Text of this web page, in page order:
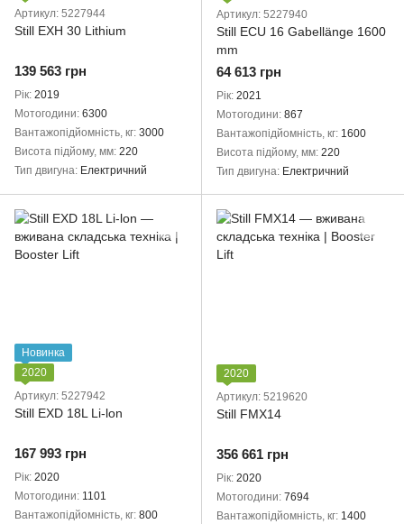
Артикул: 5227944
Still EXH 30 Lithium
139 563 грн
Рік 2019
Мотогодини 6300
Вантажопідйомність, кг 3000
Висота підйому, мм 220
Тип двигуна Електричний
Артикул: 5227940
Still ECU 16 Gabellänge 1600
mm
64 613 грн
Рік 2021
Мотогодини 867
Вантажопідйомність, кг 1600
Висота підйому, мм 220
Тип двигуна Електричний
Новинка
2020
Артикул: 5227942
Still EXD 18L Li-lon
167 993 грн
Рік 2020
Мотогодини 1101
Вантажопідйомність, кг 800
2020
Артикул: 5219620
Still FMX14
356 661 грн
Рік 2020
Мотогодини 7694
Вантажопідйомність, кг 1400